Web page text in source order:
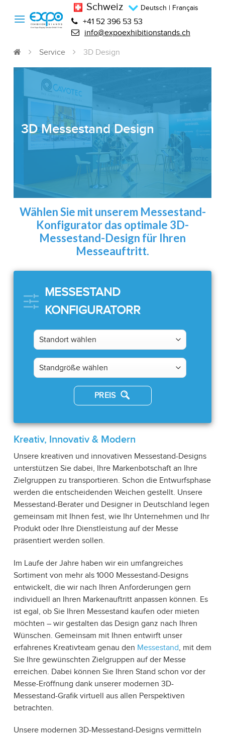
Schweiz Deutsch | Français
+41 52 396 53 53
info@expoexhibitionstands.ch
Service 3D Design
3D Messestand Design
Wählen Sie mit unserem Messestand-
Konfigurator das optimale 3D-
Messestand-Design für Ihren
Messeauftritt.
MESSESTAND
KONFIGURATORR
PREIS
Kreativ, Innovativ & Modern
Unsere kreativen und innovativen Messestand-Designs
unterstützen Sie dabei, Ihre Markenbotschaft an Ihre
Zielgruppen zu transportieren. Schon die Entwurfsphase
werden die entscheidenden Weichen gestellt. Unsere
Messestand-Berater und Designer in Deutschland legen
gemeinsam mit Ihnen fest, wie Ihr Unternehmen und Ihr
Produkt oder Ihre Dienstleistung auf der Messe
präsentiert werden sollen.
Im Laufe der Jahre haben wir ein umfangreiches
Sortiment von mehr als 1000 Messestand-Designs
entwickelt, die wir nach Ihren Anforderungen gern
individuell an Ihren Markenauftritt anpassen können. Es
ist egal, ob Sie Ihren Messestand kaufen oder mieten
möchten – wir gestalten das Design ganz nach Ihren
Wünschen. Gemeinsam mit Ihnen entwirft unser
erfahrenes Kreativteam genau den Messestand, mit dem
Sie Ihre gewünschten Zielgruppen auf der Messe
erreichen. Dabei können Sie Ihren Stand schon vor der
Messe-Eröffnung dank unserer modernen 3D-
Messestand-Grafik virtuell aus allen Perspektiven
betrachten.
Unsere modernen 3D-Messestand-Designs vermitteln